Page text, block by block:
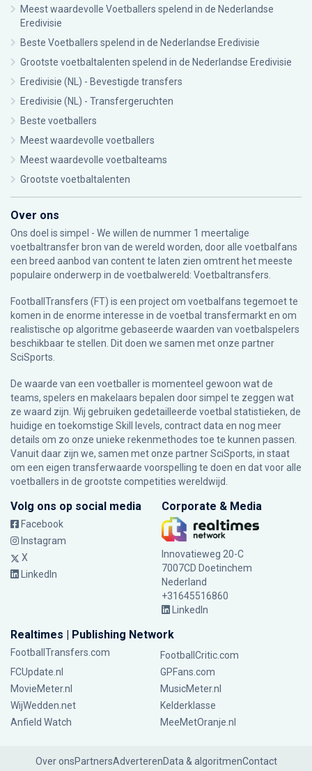
Meest waardevolle Voetballers spelend in de Nederlandse
Eredivisie
Beste Voetballers spelend in de Nederlandse Eredivisie
Grootste voetbaltalenten spelend in de Nederlandse Eredivisie
Eredivisie (NL) - Bevestigde transfers
Eredivisie (NL) - Transfergeruchten
Beste voetballers
Meest waardevolle voetballers
Meest waardevolle voetbalteams
Grootste voetbaltalenten
Over ons
Ons doel is simpel - We willen de nummer 1 meertalige
voetbaltransfer bron van de wereld worden, door alle voetbalfans
een breed aanbod van content te laten zien omtrent het meeste
populaire onderwerp in de voetbalwereld: Voetbaltransfers.
FootballTransfers (FT) is een project om voetbalfans tegemoet te
komen in de enorme interesse in de voetbal transfermarkt en om
realistische op algoritme gebaseerde waarden van voetbalspelers
beschikbaar te stellen. Dit doen we samen met onze partner
SciSports
De waarde van een voetballer is momenteel gewoon wat de
teams, spelers en makelaars bepalen door simpel te zeggen wat
ze waard zijn. Wij gebruiken gedetailleerde voetbal statistieken, de
huidige en toekomstige Skill levels, contract data en nog meer
details om zo onze unieke rekenmethodes toe te kunnen passen.
Vanuit daar zijn we, samen met onze partner SciSports, in staat
om een eigen transferwaarde voorspelling te doen en dat voor alle
voetballers in de grootste competities wereldwijd.
Volg ons op social media
Facebook
Instagram
X
LinkedIn
Corporate & Media
Innovatieweg 20-C
7007CD Doetinchem
Nederland
+31645516860
LinkedIn
Realtimes | Publishing Network
FootballTransfers.com
FootballCritic.com
FCUpdate.nl
GPFans.com
MovieMeter.nl
MusicMeter.nl
WijWedden.net
Kelderklasse
Anfield Watch
MeeMetOranje.nl
Over onsPartnersAdverterenData & algoritmenContact